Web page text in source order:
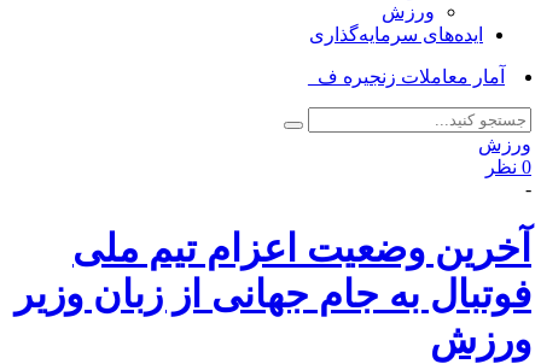
ورزش
ایده‌های سرمایه‌گذاری
آمار معاملات زنجیره فولاد _
ورزش
0 نظر
-
آخرین وضعیت اعزام تیم ملی
فوتبال به جام جهانی از زبان وزیر
ورزش